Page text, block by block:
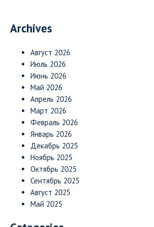
Archives
Август 2026
Июль 2026
Июнь 2026
Май 2026
Апрель 2026
Март 2026
Февраль 2026
Январь 2026
Декабрь 2025
Ноябрь 2025
Октябрь 2025
Сентябрь 2025
Август 2025
Май 2025